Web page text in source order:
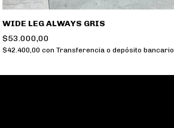
WIDE LEG ALWAYS GRIS
$53.000,00
$42.400,00 con Transferencia o depósito bancario